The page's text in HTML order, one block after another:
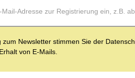
zum Newsletter stimmen Sie der
von E-Mails.